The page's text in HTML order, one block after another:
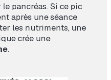
pancréas. Si ce pic
après une séance
les nutriments, une
crée une
.